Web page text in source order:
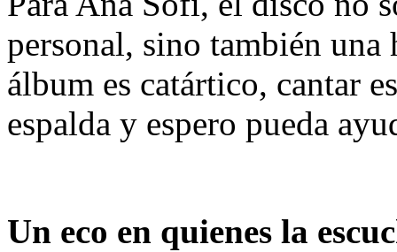
personal, sino también una
álbum es catártico, cantar
espalda y espero pueda
Un eco en quienes la